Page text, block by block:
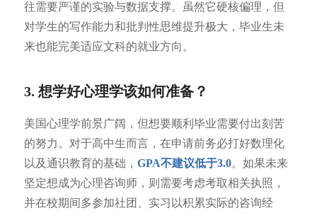
往需要严谨的实验与数据支撑。虽然它硬核偏理，但
对学生的写作能力和批判性思维提升极大，毕业生未
来也能完美适应文科的就业方向。
3. 想学好心理学该如何准备？
美国心理学前景广阔，但想要顺利毕业需要付出刻苦
的努力。对于高中生而言，在申请前务必打好数理化
以及通识教育的基础， GPA不建议低于3.0。如果未来
坚定想成为心理咨询师，则需要考虑考取相关执照，
并在校期间多参加社团、实习以积累实际的咨询经